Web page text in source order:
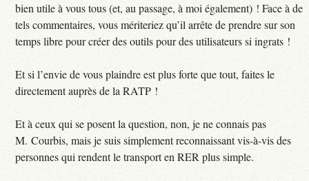
bien utile à vous tous (et, au passage, à moi également) ! Face à de
tels commentaires, vous mériteriez qu’il arrête de prendre sur son
temps libre pour créer des outils pour des utilisateurs si ingrats !
Et si l’envie de vous plaindre est plus forte que tout, faites le
directement auprès de la RATP !
Et à ceux qui se posent la question, non, je ne connais pas
M. Courbis, mais je suis simplement reconnaissant vis-à-vis des
personnes qui rendent le transport en RER plus simple.